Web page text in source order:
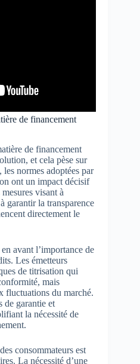
de financement
de financement
et cela pèse sur
normes adoptées par
ont un impact décisif
visant à
garantir la transparence
directement le
avant l’importance de
Les émetteurs
de titrisation qui
mais
fluctuations du marché.
de garantie et
la nécessité de
consommateurs est
La nécessité d’une